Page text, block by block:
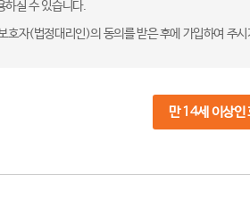
하실 수 있습니다.
호자(법정대리인)의 동의를 받은 후에 가입하여 주
만 14세 이상인